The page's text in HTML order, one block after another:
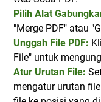
Pilih Alat
"Merge PDF" atau
Unggah File PDF:
File" untuk
Atur Urutan File:
mengatur urutan